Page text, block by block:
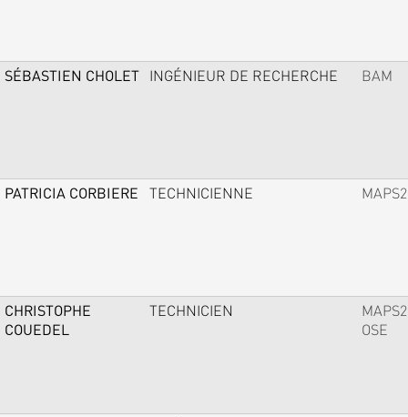
SÉBASTIEN CHOLET INGÉNIEUR DE RECHERCHE BAM
PATRICIA CORBIERE TECHNICIENNE MAPS2
CHRISTOPHE
COUEDEL
TECHNICIEN
MAPS2
OSE